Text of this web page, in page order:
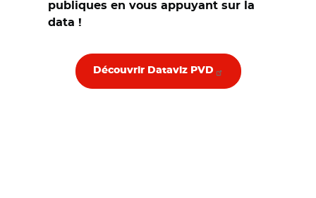
publiques en vous appuyant sur la
data !
Découvrir Dataviz PVD